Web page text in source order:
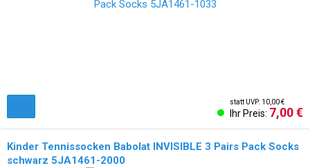
statt UVP: 10,00 €
Ihr Preis: 7,00 €
Kinder Tennissocken Babolat INVISIBLE 3 Pairs Pack Socks
schwarz 5JA1461-2000